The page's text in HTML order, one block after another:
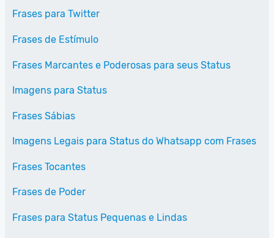
Frases para Twitter
Frases de Estímulo
Frases Marcantes e Poderosas para seus Status
Imagens para Status
Frases Sábias
Imagens Legais para Status do Whatsapp com Frases
Frases Tocantes
Frases de Poder
Frases para Status Pequenas e Lindas